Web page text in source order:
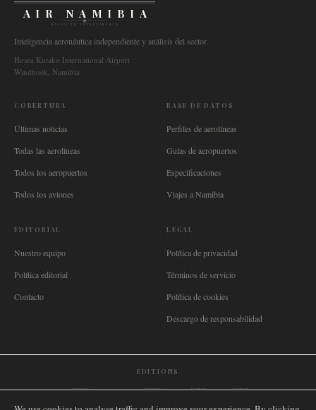
AIR NAMIBIA
AVIATION INTELLIGENCE
Inteligencia aeronáutica independiente y análisis del sector.
Hosea Kutako International Airport
Windhoek, Namibia
COBERTURA
Últimas noticias
Todas las aerolíneas
Todos los aeropuertos
Todos los aviones
BASE DE DATOS
Perfiles de aerolíneas
Guías de aeropuertos
Especificaciones
Viajes a Namibia
EDITORIAL
Nuestro equipo
Política editorial
Contacto
LEGAL
Política de privacidad
Términos de servicio
Política de cookies
Descargo de responsabilidad
EDITIONS
🌐 International🇬🇧 United Kingdom🇦🇺 Australia🇨🇦 Canada🇳🇿 New Zealand